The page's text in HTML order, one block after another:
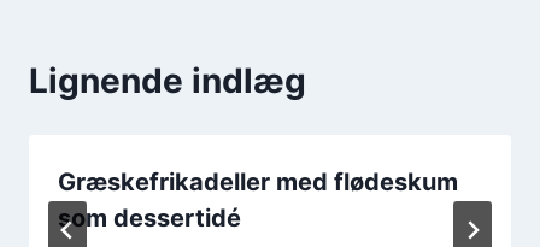
Lignende indlæg
Græskefrikadeller med flødeskum
som dessertidé